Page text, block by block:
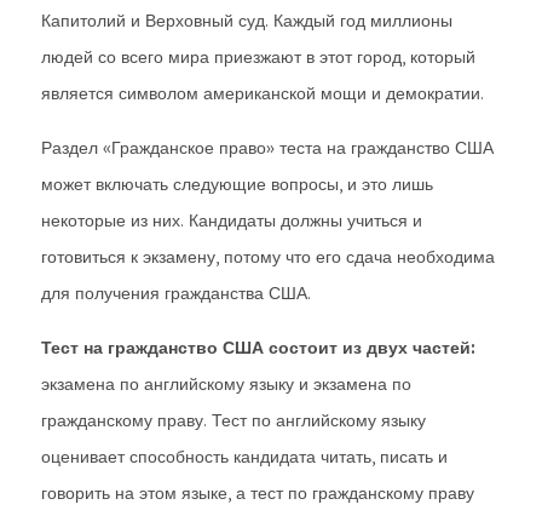
Капитолий и Верховный суд. Каждый год миллионы
людей со всего мира приезжают в этот город, который
является символом американской мощи и демократии.
Раздел «Гражданское право» теста на гражданство США
может включать следующие вопросы, и это лишь
некоторые из них. Кандидаты должны учиться и
готовиться к экзамену, потому что его сдача необходима
для получения гражданства США.
Тест на гражданство США состоит из двух частей:
экзамена по английскому языку и экзамена по
гражданскому праву. Тест по английскому языку
оценивает способность кандидата читать, писать и
говорить на этом языке, а тест по гражданскому праву